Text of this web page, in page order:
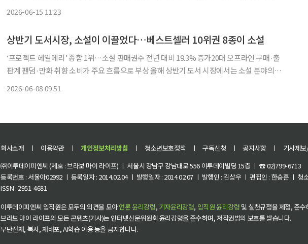
2026-06-15 11:23
상반기 도서시장, 소설이 이끌었다…베스트셀러 10위권 8종이 소설
‘프로젝트 헤일메리’ 종합 1위…소설 판매권수 전년 대비 19.3% 증가20대 오프라인 구매·출
판계 팬덤·만화 취향 소비가 주요 흐름으로 부상 올해 상반기 도서 시장에서는 소설 분야의
2026-06-08 09:51
회사소개 ㅣ 이용약관 ㅣ 개인정보처리방침 ㅣ 청소년보호정책 ㅣ 구독신청 ㅣ 공지사항 ㅣ 기사제
㈜이투데이피엔씨 (제호 : 브라보 마이 라이프) ㅣ 서울시 강남구 강남대로 556 이투데이빌딩 15층 ㅣ ☎ 02)799-6713
등록번호 : 서울아02992 ㅣ 등록일자 : 2014.02.04 ㅣ 발행일자 : 2014.02.07 ㅣ 발행인 : 김상우 ㅣ 편집인 : 한승훈 ㅣ 청
ISSN : 2951-4681
이투데이피엔씨 임직원은 모두의 의견을 모아언론 윤리강령, 기자윤리강령, 임직원 윤리강령 및 실천규정을 제정, 준
브라보 마이 라이프의 모든 콘텐츠(기사)는 인터넷신문위원회 윤리강령을 준수하며, 저작권법의 보호를 받습니다.
무단전재, 복사, 재배포, AI학습 이용 등을 금지합니다.